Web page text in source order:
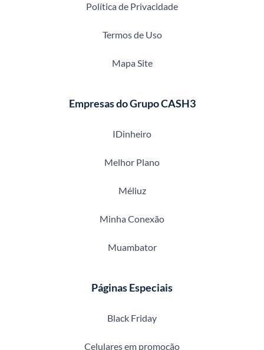
Política de Privacidade
Termos de Uso
Mapa Site
Empresas do Grupo CASH3
IDinheiro
Melhor Plano
Méliuz
Minha Conexão
Muambator
Páginas Especiais
Black Friday
Celulares em promoção